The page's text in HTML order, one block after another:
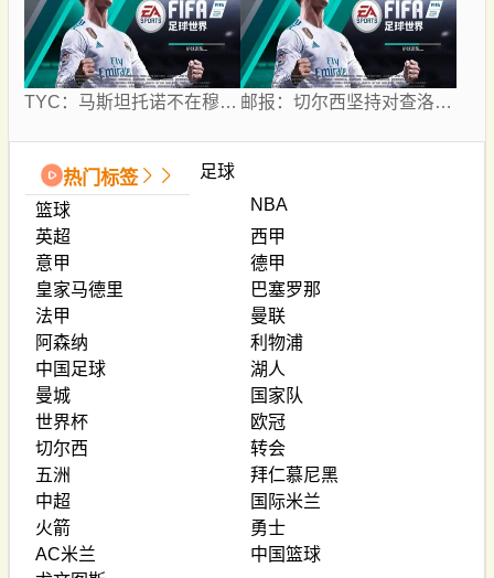
TYC：马斯坦托诺不在穆帅计划内 可能被外租，佛罗伦萨最有可能 邮报：切尔西坚持对查洛巴要价3500万镑+浮动，科莫将提高报价
热门标签 足球
篮球
NBA
英超
西甲
意甲
德甲
皇家马德里
巴塞罗那
法甲
曼联
阿森纳
利物浦
中国足球
湖人
曼城
国家队
世界杯
欧冠
切尔西
转会
五洲
拜仁慕尼黑
中超
国际米兰
火箭
勇士
AC米兰
中国篮球